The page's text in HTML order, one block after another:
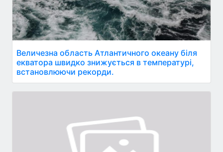
Величезна область Атлантичного океану біля
екватора швидко знижується в температурі,
встановлюючи рекорди.